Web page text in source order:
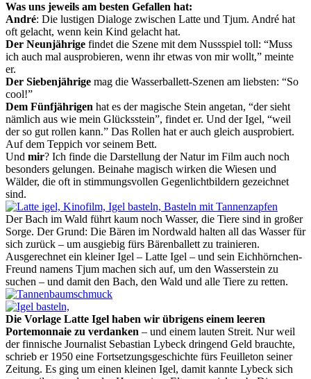
Was uns jeweils am besten Gefallen hat:
André: Die lustigen Dialoge zwischen Latte und Tjum. André hat
oft gelacht, wenn kein Kind gelacht hat.
Der Neunjährige findet die Szene mit dem Nussspiel toll: “Muss
ich auch mal ausprobieren, wenn ihr etwas von mir wollt,” meinte
er.
Der Siebenjährige mag die Wasserballett-Szenen am liebsten: “So
cool!”
Dem Fünfjährigen hat es der magische Stein angetan, “der sieht
nämlich aus wie mein Glücksstein”, findet er. Und der Igel, “weil
der so gut rollen kann.” Das Rollen hat er auch gleich ausprobiert.
Auf dem Teppich vor seinem Bett.
Und mir? Ich finde die Darstellung der Natur im Film auch noch
besonders gelungen. Beinahe magisch wirken die Wiesen und
Wälder, die oft in stimmungsvollen Gegenlichtbildern gezeichnet
sind.
Der Bach im Wald führt kaum noch Wasser, die Tiere sind in großer
Sorge. Der Grund: Die Bären im Nordwald halten all das Wasser für
sich zurück – um ausgiebig fürs Bärenballett zu trainieren.
Ausgerechnet ein kleiner Igel – Latte Igel – und sein Eichhörnchen-
Freund namens Tjum machen sich auf, um den Wasserstein zu
suchen – und damit den Bach, den Wald und alle Tiere zu retten.
Die Vorlage Latte Igel haben wir übrigens einem leeren
Portemonnaie zu verdanken – und einem lauten Streit. Nur weil
der finnische Journalist Sebastian Lybeck dringend Geld brauchte,
schrieb er 1950 eine Fortsetzungsgeschichte fürs Feuilleton seiner
Zeitung. Es ging um einen kleinen Igel, damit kannte Lybeck sich